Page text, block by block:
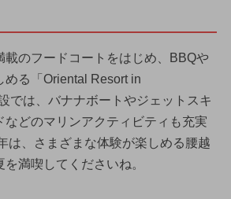
載のフードコートをはじめ、BBQや
める「Oriental Resort in
では、バナナボートやジェットスキ
などのマリンアクティビティも充実
は、さまざまな体験が楽しめる腰越
満喫してくださいね。